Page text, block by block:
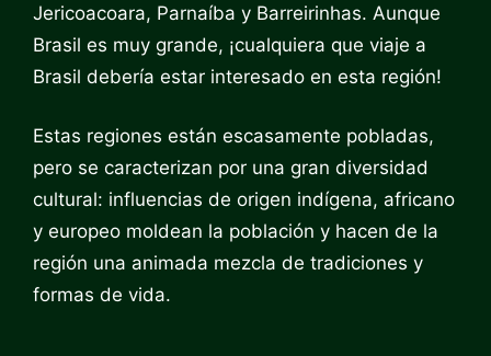
Jericoacoara, Parnaíba y Barreirinhas. Aunque
Brasil es muy grande, ¡cualquiera que viaje a
Brasil debería estar interesado en esta región!
Estas regiones están escasamente pobladas,
pero se caracterizan por una gran diversidad
cultural: influencias de origen indígena, africano
y europeo moldean la población y hacen de la
región una animada mezcla de tradiciones y
formas de vida.